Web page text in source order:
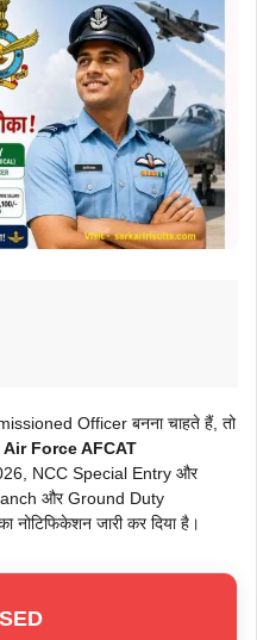
Officer बनना चाहते हैं, तो
Force AFCAT
NCC Special Entry और
और Ground Duty
जारी कर दिया है।